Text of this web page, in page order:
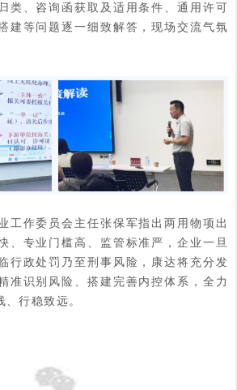
类、咨询函获取及适用条件、通用许可
建等问题逐一细致解答，现场交流气氛
工作委员会主任张保军指出两用物项出
、专业门槛高、监管标准严，企业一旦
行政处罚乃至刑事风险，康达将充分发
准识别风险、搭建完善内控体系，全力
行稳致远。